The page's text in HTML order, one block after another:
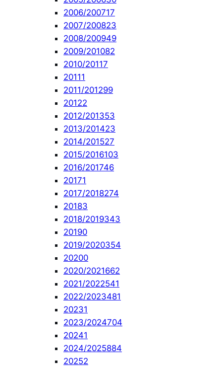
2006/200717
2007/200823
2008/200949
2009/201082
2010/20117
20111
2011/201299
20122
2012/201353
2013/201423
2014/201527
2015/2016103
2016/201746
20171
2017/2018274
20183
2018/2019343
20190
2019/2020354
20200
2020/2021662
2021/2022541
2022/2023481
20231
2023/2024704
20241
2024/2025884
20252